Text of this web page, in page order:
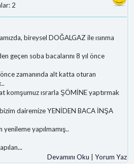
2
bireysel DOĞALGAZ ile ısınma
geçen soba bacalarını 8 yıl önce
zamanında alt katta oturan
komşumuz ısrarla ŞÖMİNE yaptırmak
dairemize YENİDEN BACA İNŞA
yenileme yapılmamış..
...
Devamını Oku
Yorum Yaz